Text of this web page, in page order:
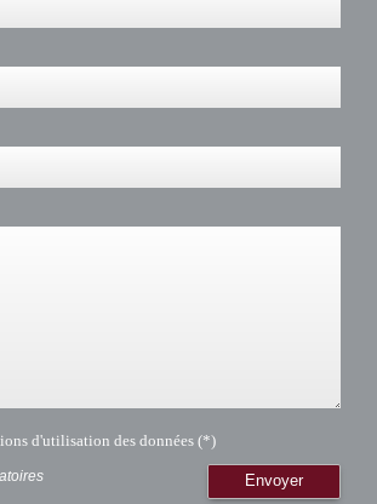
d'utilisation des données (*)
Envoyer